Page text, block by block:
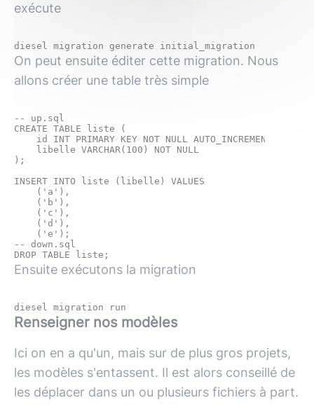
exécute
On peut ensuite éditer cette migration. Nous
allons créer une table très simple
-- up.sql
CREATE TABLE liste (
    id INT PRIMARY KEY NOT NULL AUTO_INCREMENT,
    libelle VARCHAR(100) NOT NULL
);
INSERT INTO liste (libelle) VALUES
    ('a'),
    ('b'),
    ('c'),
    ('d'),
-- down.sql
Ensuite exécutons la migration
Renseigner nos modèles
Ici on en a qu'un, mais sur de plus gros projets,
les modèles s'entassent. Il est alors conseillé de
les déplacer dans un ou plusieurs fichiers à part.